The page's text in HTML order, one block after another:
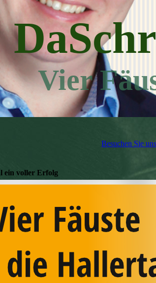
Vier
Besuchen Sie
ein voller Erfolg